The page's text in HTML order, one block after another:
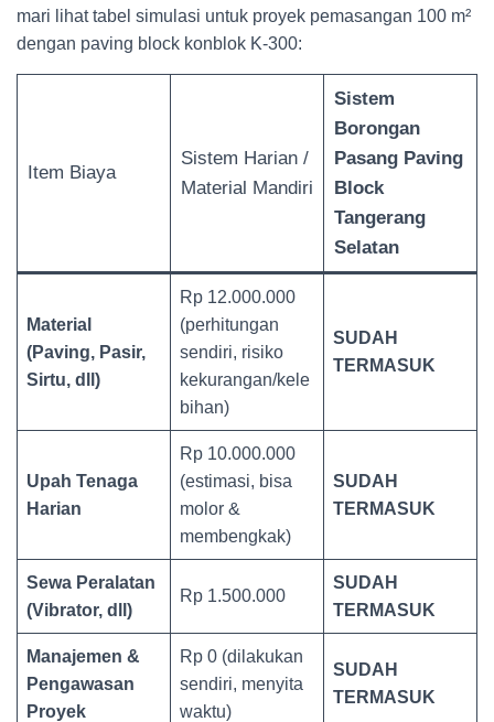
mari lihat tabel simulasi untuk proyek pemasangan 100 m²
dengan paving block konblok K-300:
Item Biaya
Sistem Harian /
Material Mandiri
Sistem
Borongan
Pasang Paving
Block
Tangerang
Selatan
Material
(Paving, Pasir,
Sirtu, dll)
Rp 12.000.000
(perhitungan
sendiri, risiko
kekurangan/kele
bihan)
SUDAH
TERMASUK
Upah Tenaga
Harian
Rp 10.000.000
(estimasi, bisa
molor &
membengkak)
SUDAH
TERMASUK
Sewa Peralatan
(Vibrator, dll)
Rp 1.500.000
SUDAH
TERMASUK
Manajemen &
Pengawasan
Proyek
Rp 0 (dilakukan
sendiri, menyita
waktu)
SUDAH
TERMASUK